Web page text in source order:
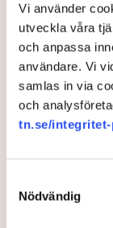
Vi använder
utveckla våra
och anpassa
användare. Vi
samlas in via
och
tn.se/
Nödvändig
någonsin så
någonsin haft
nedläggning av
södra Sverige,
Krävs
Enkelt förklarat
medan små